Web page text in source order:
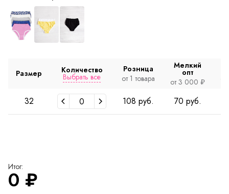
Размер Количество
Выбрать все
Розница
от 1 товара
Мелкий
опт
от 3 000 ₽
32 108 руб. 70 руб.
Итог:
0 ₽